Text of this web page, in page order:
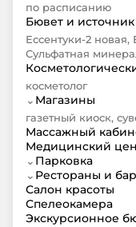
по расписанию
Бювет и
Ессентуки-2 новая,
Сульфатная
косметолог
⌄ Магазины
газетный киоск,
Массажный
Медицинский
⌄ Парковка
⌄ Рестораны и
Салон красоты
Спелеокамера
Экскурсионное